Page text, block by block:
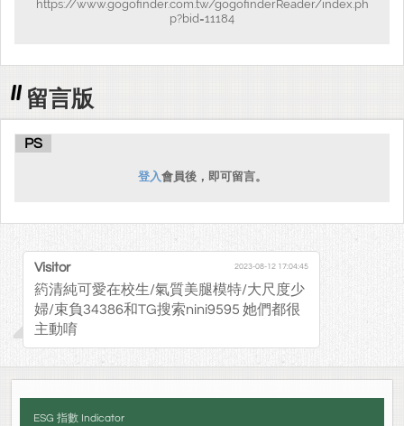
https://www.gogofinder.com.tw/gogofinderReader/index.ph
p?bid=11184
留言版
PS
登入會員後，即可留言。
Visitor 2023-08-12 17:04:45
箹清純可愛在校生/氣質美腿模特/大尺度少
婦/束負34386和TG搜索nini9595 她們都很
主動唷
ESG 指數 Indicator